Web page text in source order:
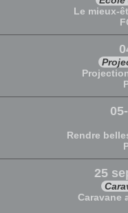
Le mieux-
Rendre
25
Caravane